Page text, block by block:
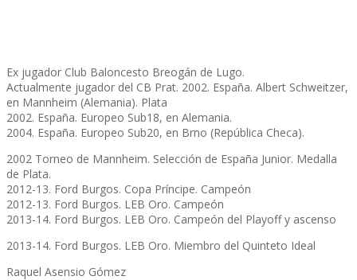
Ex jugador Club Baloncesto Breogán de Lugo.
Actualmente jugador del CB Prat. 2002. España. Albert Schweitzer,
en Mannheim (Alemania). Plata
2002. España. Europeo Sub18, en Alemania.
2004. España. Europeo Sub20, en Brno (República Checa).
2002 Torneo de Mannheim. Selección de España Junior. Medalla
de Plata.
2012-13. Ford Burgos. Copa Príncipe. Campeón
2012-13. Ford Burgos. LEB Oro. Campeón
2013-14. Ford Burgos. LEB Oro. Campeón del Playoff y ascenso
2013-14. Ford Burgos. LEB Oro. Miembro del Quinteto Ideal
Raquel Asensio Gómez